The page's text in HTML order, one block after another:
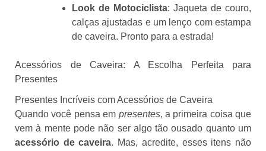
Look de Motociclista: Jaqueta de couro,
calças ajustadas e um lenço com estampa
de caveira. Pronto para a estrada!
Acessórios de Caveira: A Escolha Perfeita para
Presentes
Presentes Incríveis com Acessórios de Caveira
Quando você pensa em presentes, a primeira coisa que
vem à mente pode não ser algo tão ousado quanto um
acessório de caveira. Mas, acredite, esses itens não